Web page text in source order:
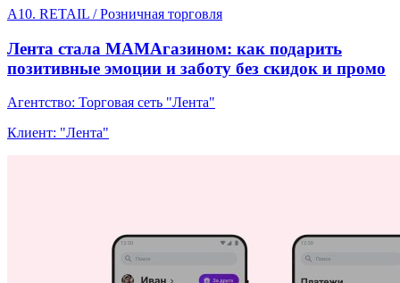
A10. RETAIL / Розничная торговля
Лента стала МАМАгазином: как подарить
позитивные эмоции и заботу без скидок и промо
Агентство: Торговая сеть "Лента"
Клиент: "Лента"